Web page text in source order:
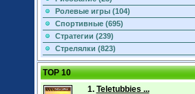
Ролевые игры (104)
Спортивные (695)
Стратегии (239)
Стрелялки (823)
TOP 10
1. Teletubbies ...